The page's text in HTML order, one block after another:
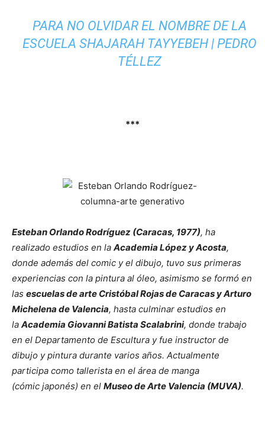
PARA NO OLVIDAR EL NOMBRE DE LA
ESCUELA SHAJARAH TAYYEBEH | PEDRO
TÉLLEZ
***
Esteban Orlando Rodríguez (Caracas, 1977), ha
realizado estudios en la Academia López y Acosta,
donde además del comic y el dibujo, tuvo sus primeras
experiencias con la pintura al óleo, asimismo se formó en
las escuelas de arte Cristóbal Rojas de Caracas y Arturo
Michelena de Valencia, hasta culminar estudios en
la Academia Giovanni Batista Scalabrini, donde trabajo
en el Departamento de Escultura y fue instructor de
dibujo y pintura durante varios años. Actualmente
participa como tallerista en el área de manga
(cómic japonés) en el Museo de Arte Valencia (MUVA).